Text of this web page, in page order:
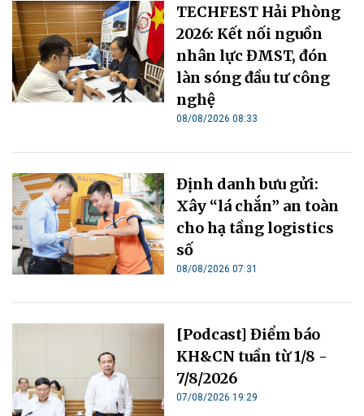
TECHFEST Hải Phòng
2026: Kết nối nguồn
nhân lực ĐMST, đón
làn sóng đầu tư công
nghệ
08/08/2026 08:33
Định danh bưu gửi:
Xây “lá chắn” an toàn
cho hạ tầng logistics
số
08/08/2026 07:31
[Podcast] Điểm báo
KH&CN tuần từ 1/8 -
7/8/2026
07/08/2026 19:29